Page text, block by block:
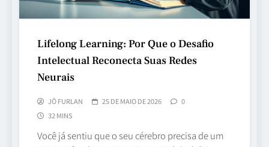
Lifelong Learning: Por Que o Desafio
Intelectual Reconecta Suas Redes
Neurais
JÔ FURLAN 25 DE MAIO DE 2026
0
32 MINS
Você já sentiu que o seu cérebro precisa de um